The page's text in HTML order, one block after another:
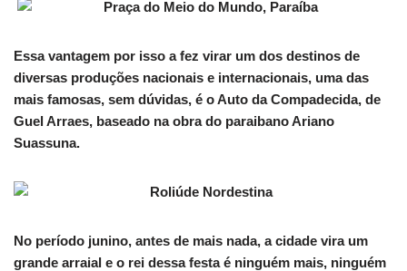
Essa vantagem por isso a fez virar um dos destinos de
diversas produções nacionais e internacionais, uma das
mais famosas, sem dúvidas, é o Auto da Compadecida, de
Guel Arraes, baseado na obra do paraibano Ariano
Suassuna.
No período junino, antes de mais nada, a cidade vira um
grande arraial e o rei dessa festa é ninguém mais, ninguém